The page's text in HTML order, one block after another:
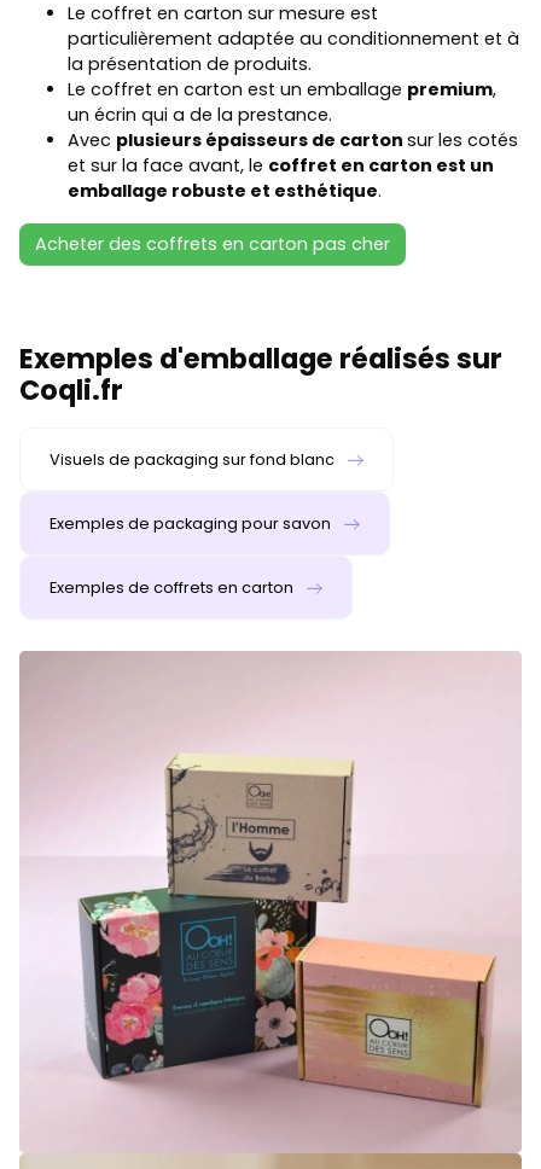
Le coffret en carton sur mesure est
particulièrement adaptée au conditionnement et à
la présentation de produits.
Le coffret en carton est un emballage premium,
un écrin qui a de la prestance.
Avec plusieurs épaisseurs de carton sur les cotés
et sur la face avant, le coffret en carton est un
emballage robuste et esthétique.
Acheter des coffrets en carton pas cher
Exemples d'emballage réalisés sur
Coqli.fr
Visuels de packaging sur fond blanc
Exemples de packaging pour savon
Exemples de coffrets en carton